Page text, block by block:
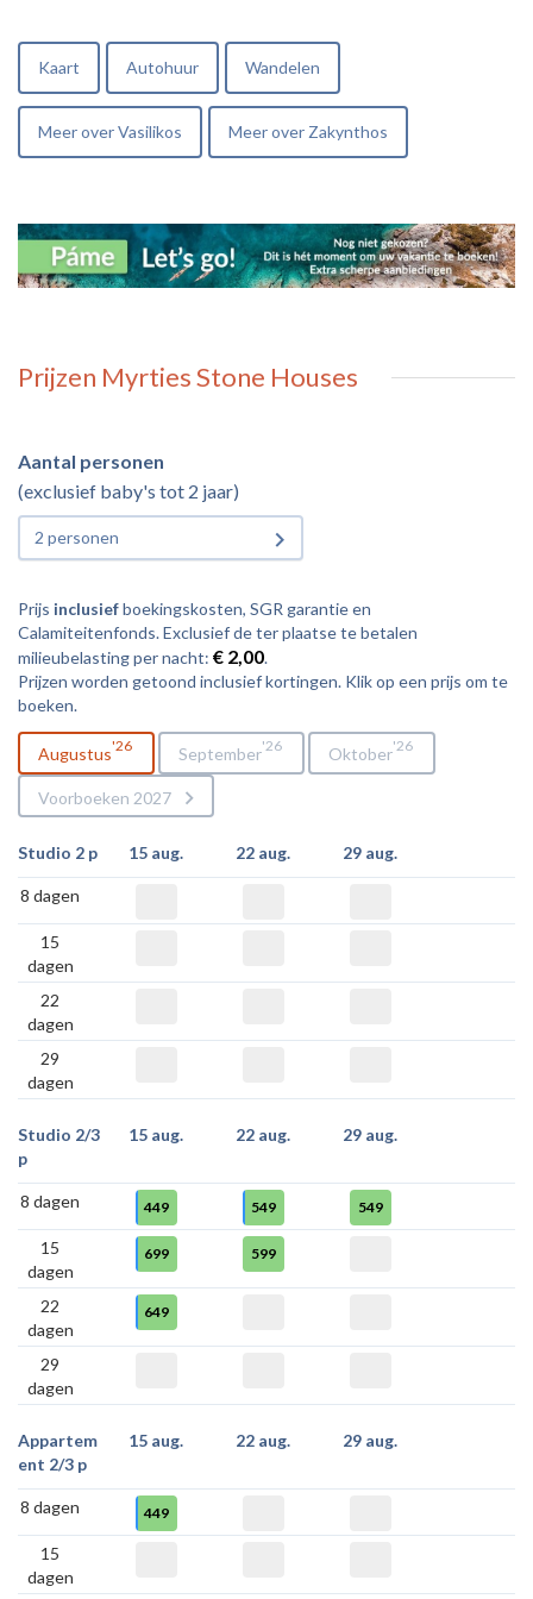
Kaart Autohuur Wandelen
Meer over Vasilikos Meer over Zakynthos
Prijzen Myrties Stone Houses
Aantal personen
(exclusief baby's tot 2 jaar)
2 personen
Prijs inclusiefboekingskosten, SGR garantie en
Calamiteitenfonds. Exclusief de ter plaatse te betalen
milieubelasting per nacht: € 2,00.
Prijzen worden getoond inclusief kortingen. Klik op een prijs om te
boeken.
Augustus 26 September 26 Oktober 26
Voorboeken 2027
Studio 2 p 15 aug. 22 aug. 29 aug.
8 dagen
15
dagen
22
dagen
29
dagen
Studio 2/3
p
15 aug. 22 aug. 29 aug.
8 dagen 449 549 549
15
dagen
699 599
22
dagen
649
29
dagen
Appartem
ent 2/3 p
15 aug. 22 aug. 29 aug.
8 dagen 449
15
dagen